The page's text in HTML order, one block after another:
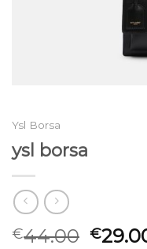
Ysl Borsa
ysl borsa
€44.00 €